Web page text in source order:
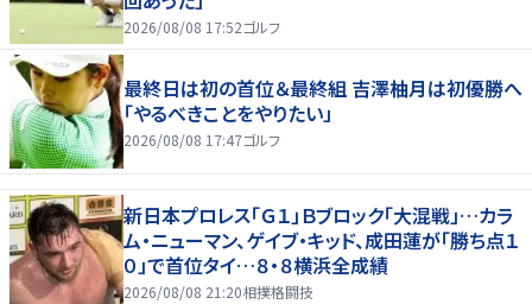
2026/08/08 17:52ゴルフ
最終日は初の首位＆最終組 吉澤柚月は初優勝へ
「やるべきことをやりたい」
2026/08/08 17:47ゴルフ
新日本プロレス「Ｇ１」Ｂブロック「大混戦」…カラ
ム・ニューマン、ゲイブ・キッド、成田蓮が「勝ち点１
０」で首位タイ…８・８横浜全成績
2026/08/08 21:20相撲格闘技